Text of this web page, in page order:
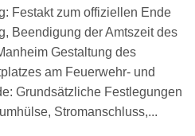
Festakt zum offiziellen Ende
Beendigung der Amtszeit des
Gestaltung des
am Feuerwehr- und
Grundsätzliche Festlegungen
Stromanschluss,...